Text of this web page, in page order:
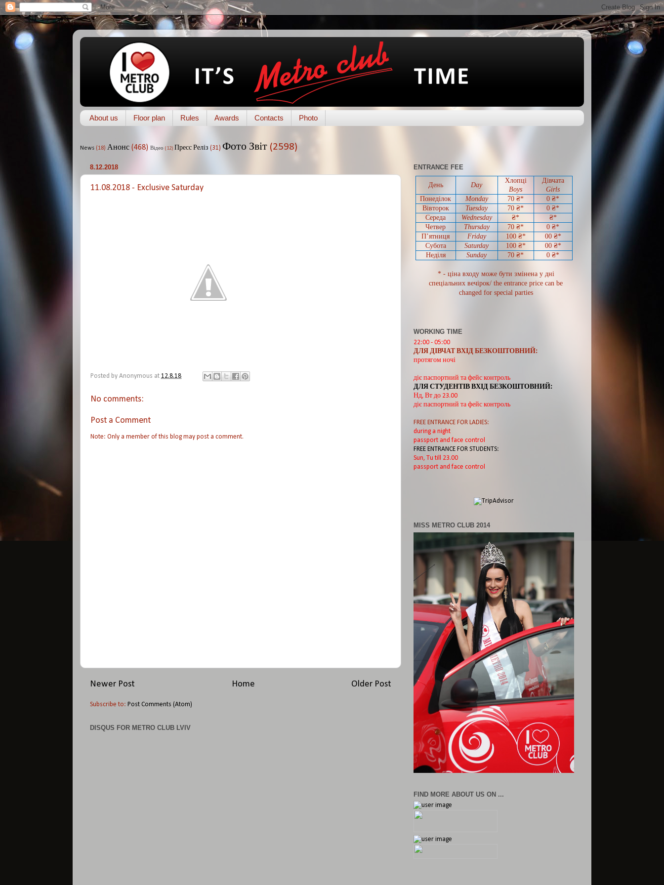
About us Floor plan Rules Awards Contacts Photo
News (18) Анонс (468) Відео (12) Пресс Реліз (31) Фото Звіт (2598)
8.12.2018
11.08.2018 - Exclusive Saturday
Posted by Anonymous at 12.8.18
No comments:
Post a Comment
Note: Only a member of this blog may post a comment.
Newer Post Older Post
Home
Subscribe to: Post Comments (Atom)
DISQUS FOR METRO CLUB LVIV
ENTRANCE FEE
День Day
Хлопці
Boys
Дівчата
Girls
Понеділок
Monday 70 ₴* 0 ₴*
Вівторок
Tuesday 70 ₴* 0 ₴*
Середа
Wednesday ₴*
₴*
Четвер
Thursday 70 ₴* 0 ₴*
П’ятниця
Friday 100 ₴* 00₴*
Субота
Saturday 100 ₴* 00₴*
Неділя
Sunday 70 ₴* 0 ₴*
* - ціна входу може бути змінена у дні
спеціальних вечірок/ the entrance price can be
changed for special parties
WORKING TIME
22:00 - 05:00
ДЛЯ ДІВЧАТ ВХІД БЕЗКОШТОВНИЙ:
протягом ночі
діє паспортний та фейс контроль
ДЛЯ СТУДЕНТІВ ВХІД БЕЗКОШТОВНИЙ:
Нд, Вт до 23.00
діє паспортний та фейс контроль
FREE ENTRANCE FOR LADIES:
during a night
passport and face control
FREE ENTRANCE FOR STUDENTS:
Sun, Tu till 23.00
passport and face control
MISS METRO CLUB 2014
FIND MORE ABOUT US ON ...